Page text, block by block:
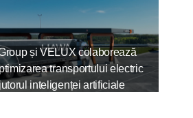
și VELUX colaborează
transportului electric
inteligenței artificiale